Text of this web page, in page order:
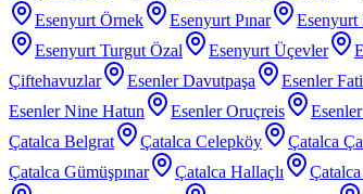
Esenyurt Örnek
Esenyurt Pınar Esenyurt
Esenyurt Turgut Özal
Esenyurt Üçevler
Çiftehavuzlar
Esenler Davutpaşa Esenler
Esenler Nine Hatun
Esenler Oruçreis
Çatalca Belgrat
Çatalca Celepköy Çatalca
Çatalca Gümüşpınar
Çatalca Hallaçlı